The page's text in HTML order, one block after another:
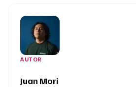
AUTOR
Juan Mori